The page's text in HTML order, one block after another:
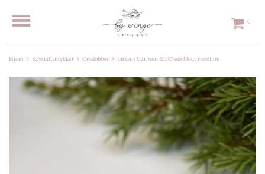
0
Hjem Krystallsmykker Øredobber Luksus Carmen XL Øredobber, rhodium